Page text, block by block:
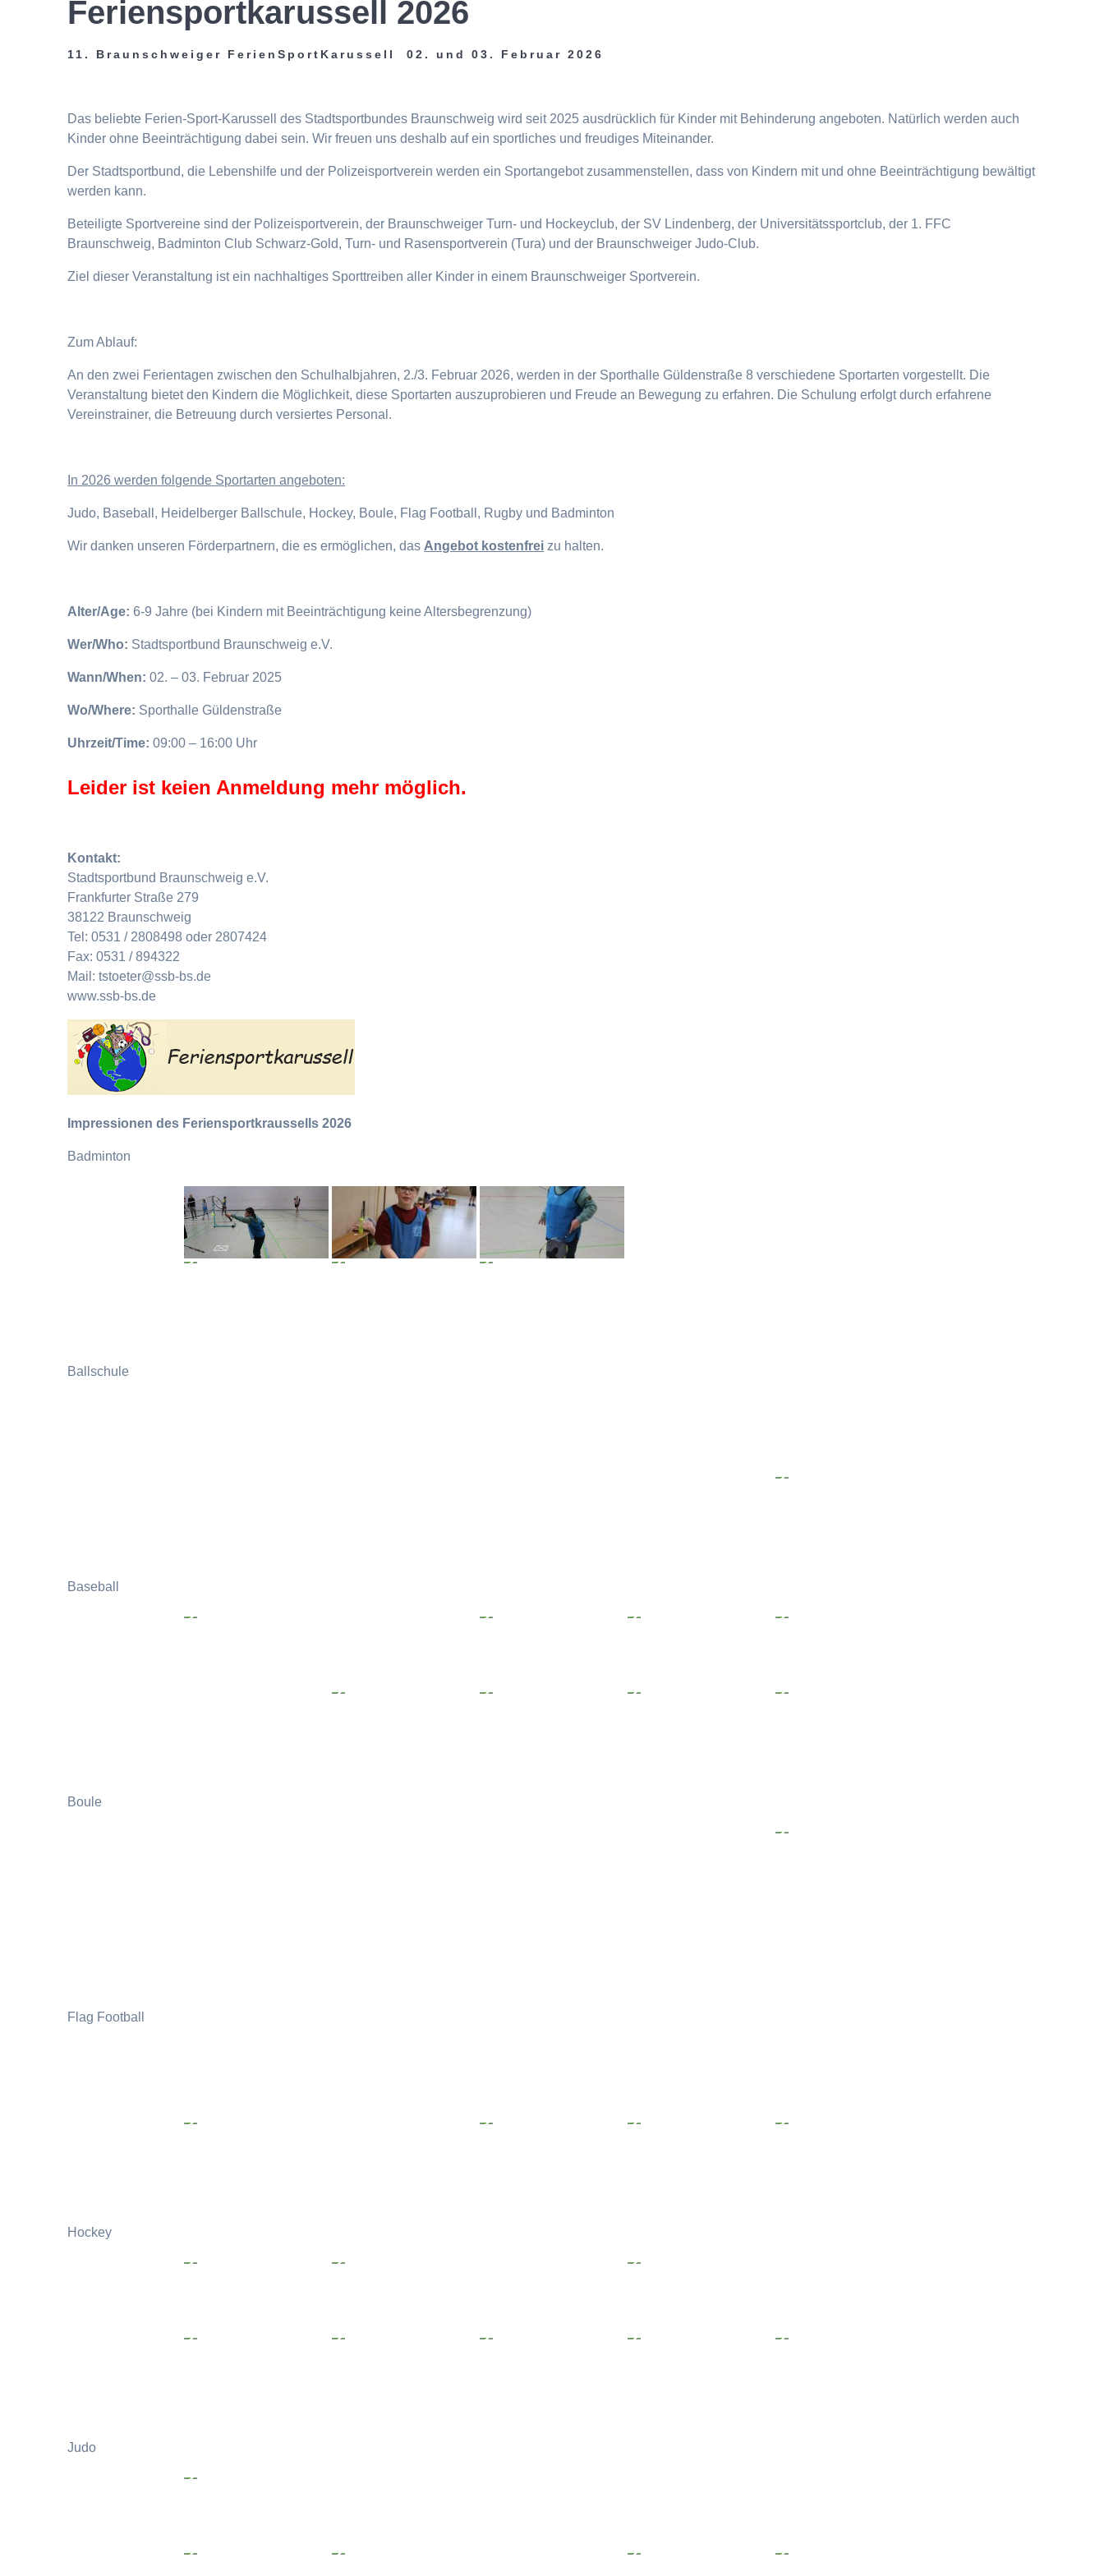
Feriensportkarussell 2026
11. Braunschweiger FerienSportKarussell 02. und 03. Februar 2026
Das beliebte Ferien-Sport-Karussell des Stadtsportbundes Braunschweig wird seit 2025 ausdrücklich für Kinder mit Behinderung angeboten. Natürlich werden auch
Kinder ohne Beeinträchtigung dabei sein. Wir freuen uns deshalb auf ein sportliches und freudiges Miteinander.
Der Stadtsportbund, die Lebenshilfe und der Polizeisportverein werden ein Sportangebot zusammenstellen, dass von Kindern mit und ohne Beeinträchtigung bewältigt
werden kann.
Beteiligte Sportvereine sind der Polizeisportverein, der Braunschweiger Turn- und Hockeyclub, der SV Lindenberg, der Universitätssportclub, der 1. FFC
Braunschweig, Badminton Club Schwarz-Gold, Turn- und Rasensportverein (Tura) und der Braunschweiger Judo-Club.
Ziel dieser Veranstaltung ist ein nachhaltiges Sporttreiben aller Kinder in einem Braunschweiger Sportverein.
Zum Ablauf:
An den zwei Ferientagen zwischen den Schulhalbjahren, 2./3. Februar 2026, werden in der Sporthalle Güldenstraße 8 verschiedene Sportarten vorgestellt. Die
Veranstaltung bietet den Kindern die Möglichkeit, diese Sportarten auszuprobieren und Freude an Bewegung zu erfahren. Die Schulung erfolgt durch erfahrene
Vereinstrainer, die Betreuung durch versiertes Personal.
n 2026 werden folgende Sportarten angeboten:
Judo, Baseball, Heidelberger Ballschule, Hockey, Boule, Flag Football, Rugby und Badminton
Wir danken unseren Förderpartnern, die es ermöglichen, das Angebot kostenfrei zu halten.
Alter/Age:6-9 Jahre (bei Kindern mit Beeinträchtigung keine Altersbegrenzung)
Wer/Who: Stadtsportbund Braunschweig e.V.
Wann/When:02. – 03. Februar 2025
Wo/Where: Sporthalle Güldenstraße
Uhrzeit/Time:09:00 – 16:00 Uhr
Leider ist keien Anmeldung mehr möglich.
Kontakt:
Stadtsportbund Braunschweig e.V.
Frankfurter Straße 279
38122 Braunschweig
Tel: 0531 / 2808498 oder 2807424
Fax: 0531 / 894322
Mail: tstoeter@ssb-bs.de
www.ssb-bs.de
Impressionen des Feriensportkraussells 2026
Badminton
Ballschule
Baseball
Boule
Flag Football
Hockey
Judo